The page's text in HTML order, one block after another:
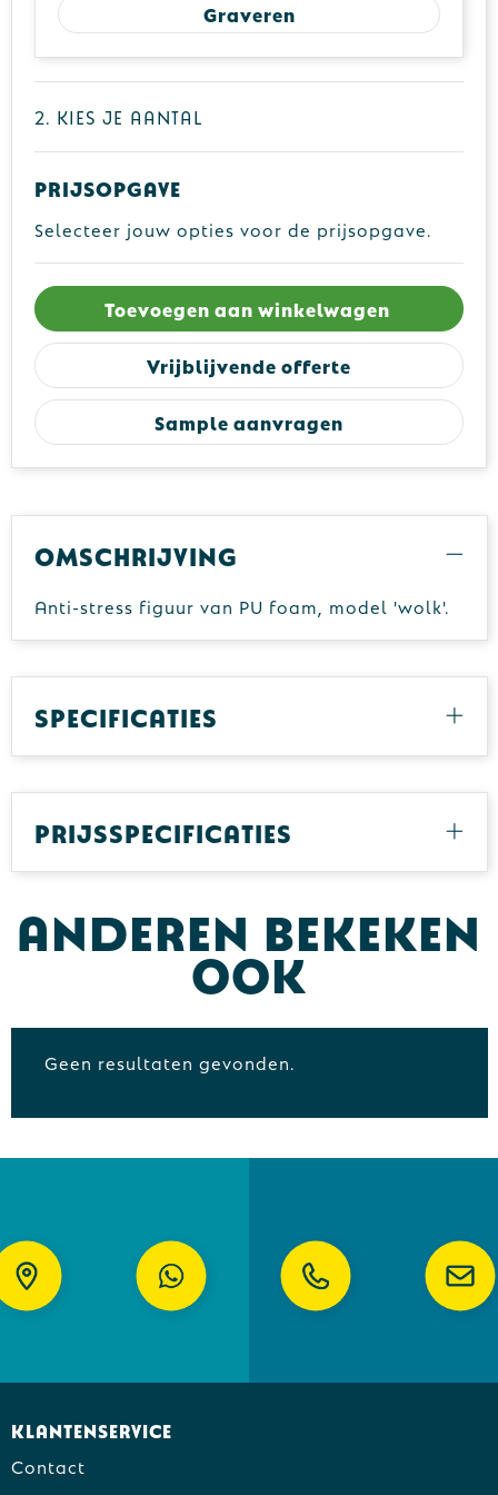
Graveren
2. Kies je aantal
Prijsopgave
Selecteer jouw opties voor de prijsopgave.
Toevoegen aan winkelwagen
Vrijblijvende offerte
Sample aanvragen
Omschrijving
Anti-stress figuur van PU foam, model 'wolk'.
Specificaties
Prijsspecificaties
Anderen bekeken
ook
Geen resultaten gevonden.
Klantenservice
Contact